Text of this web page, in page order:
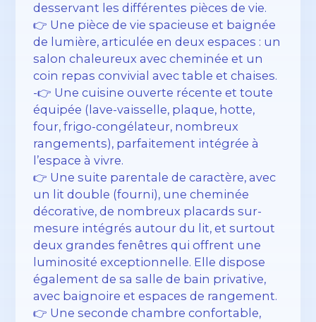
desservant les différentes pièces de vie.
👉 Une pièce de vie spacieuse et baignée
de lumière, articulée en deux espaces : un
salon chaleureux avec cheminée et un
coin repas convivial avec table et chaises.
-👉 Une cuisine ouverte récente et toute
équipée (lave-vaisselle, plaque, hotte,
four, frigo-congélateur, nombreux
rangements), parfaitement intégrée à
l’espace à vivre.
👉 Une suite parentale de caractère, avec
un lit double (fourni), une cheminée
décorative, de nombreux placards sur-
mesure intégrés autour du lit, et surtout
deux grandes fenêtres qui offrent une
luminosité exceptionnelle. Elle dispose
également de sa salle de bain privative,
avec baignoire et espaces de rangement.
👉 Une seconde chambre confortable,